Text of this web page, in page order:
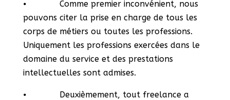
⦁ Comme premier inconvénient, nous
pouvons citer la prise en charge de tous les
corps de métiers ou toutes les professions.
Uniquement les professions exercées dans le
domaine du service et des prestations
intellectuelles sont admises.
⦁ Deuxièmement, tout freelance a